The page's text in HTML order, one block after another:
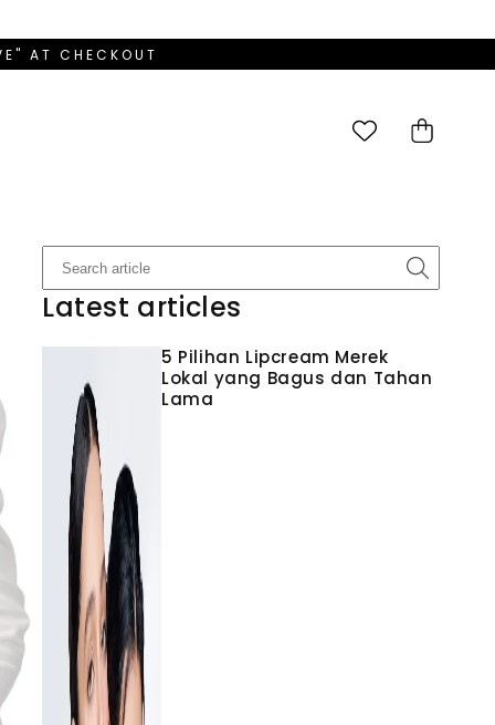
AT CHECKOUT
Cart
Latest articles
5 Pilihan Lipcream Merek
Lokal yang Bagus dan Tahan
Lama